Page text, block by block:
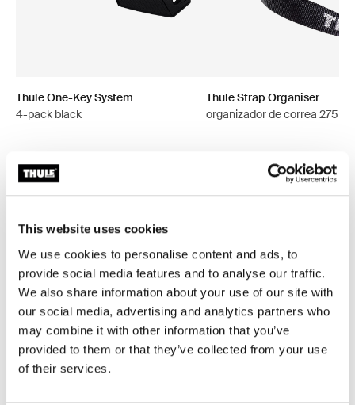
This website uses cookies
We use cookies to personalise content and ads, to
provide social media features and to analyse our traffic.
We also share information about your use of our site with
our social media, advertising and analytics partners who
may combine it with other information that you’ve
provided to them or that they’ve collected from your use
of their services.
Thule One-Key System
4-pack black
Thule Strap Organiser
organizador de correa 275
Toggle features
Todas las características
Toggle techspec
Especificaciones técnicas
Toggle guides and instructions
Instrucciones